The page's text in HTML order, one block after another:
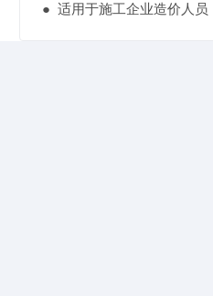
● 适用于施工企业造价人员